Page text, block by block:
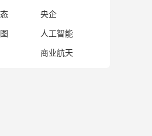
央企
人工智能
商业航天